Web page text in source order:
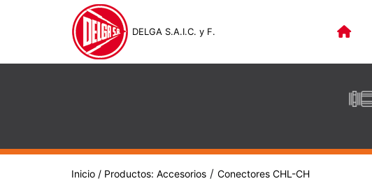
DELGA S.A.I.C. y F.
Inicio / Productos: Accesorios / Conectores CHL-CH